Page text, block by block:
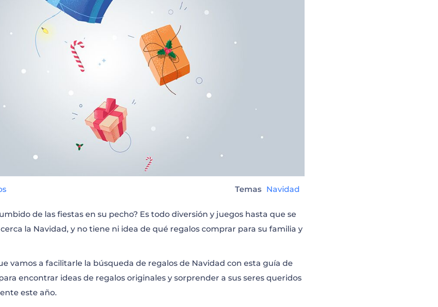
Temas Navidad
de las fiestas en su pecho? Es todo diversión y juegos hasta que se
la Navidad, y no tiene ni idea de qué regalos comprar para su familia y
vamos a facilitarle la búsqueda de regalos de Navidad con esta guía de
encontrar ideas de regalos originales y sorprender a sus seres queridos
este año.